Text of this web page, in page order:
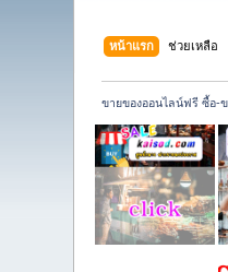
หน้าแรก ช่วยเหลือ
ขายของออนไลน์ฟรี ซื้อ-